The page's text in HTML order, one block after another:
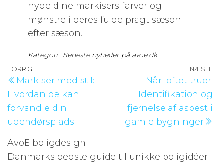
nyde dine markisers farver og
mønstre i deres fulde pragt sæson
efter sæson.
Kategori Seneste nyheder på avoe.dk
Indlægsnavigation
Forrige
indlæg
FORRIGE
Markiser med stil:
Hvordan de kan
forvandle din
udendørsplads
NÆSTE
Når loftet truer:
Identifikation og
fjernelse af asbest i
gamle bygninger
AvoE boligdesign
Danmarks bedste guide til unikke boligidéer